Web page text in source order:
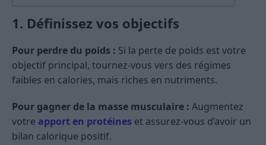
1. Définissez vos objectifs
Pour perdre du poids : Si la perte de poids est votre
objectif principal, tournez-vous vers des régimes
faibles en calories, mais riches en nutriments.
Pour gagner de la masse musculaire : Augmentez
votre apport en protéines et assurez-vous d’avoir un
bilan calorique positif.